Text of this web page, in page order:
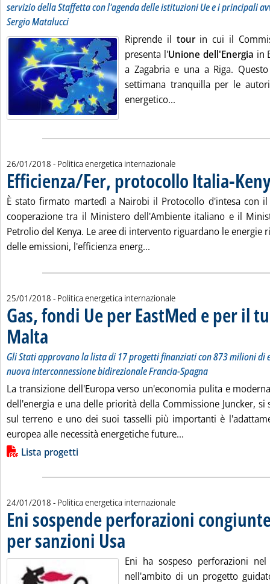
servizio della Staffetta con l'agenda delle istituzioni Ue e i principali
Sergio Matalucci
Riprende il tourin cui il
presenta l'Unione dell'Energia in
a Zagabria e una a Riga.
settimana tranquilla per le
energetico...
26/01/2018 - Politica energetica internazionale
Efficienza/Fer, protocollo Italia-
È stato firmato martedì a Nairobi il Protocollo d'intesa con
cooperazione tra il Ministero dell'Ambiente italiano e il
Petrolio del Kenya. Le aree di intervento riguardano le energie
delle emissioni, l'efficienza energ...
25/01/2018 - Politica energetica internazionale
Gas, fondi Ue per EastMed e per il
Malta . Sottotitolo: Gli Stati approvano la lista di 17 progetti finanziati con 873
. Pubblicata giovedì 25 gennaio 2018 alle 16.39.
Gli Stati approvano la lista di 17 progetti finanziati con 873 milioni di
nuova interconnessione bidirezionale Francia-Spagna
La transizione dell'Europa verso un'economia pulita e
dell'energia e una delle priorità della Commissione Juncker, si
sul terreno e uno dei suoi tasselli più importanti è
europea alle necessità energetiche future...
Lista allegati PDF alla notizia
Lista progetti
24/01/2018 - Politica energetica internazionale
Eni sospende perforazioni
per sanzioni Usa . Pubblicata mercoledì 24 gennaio 2018 alle
Eni ha sospeso perforazioni
nell'ambito di un progetto